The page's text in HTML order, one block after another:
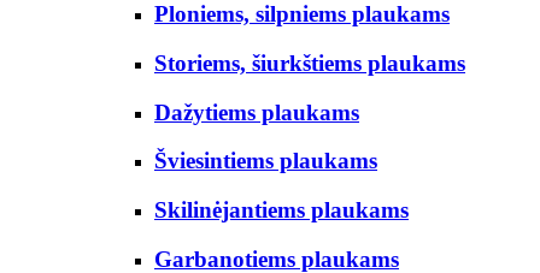
Ploniems, silpniems plaukams
Storiems, šiurkštiems plaukams
Dažytiems plaukams
Šviesintiems plaukams
Skilinėjantiems plaukams
Garbanotiems plaukams